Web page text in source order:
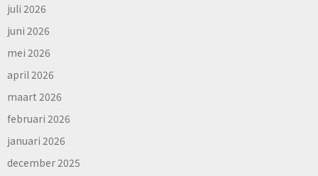
juli 2026
juni 2026
mei 2026
april 2026
maart 2026
februari 2026
januari 2026
december 2025